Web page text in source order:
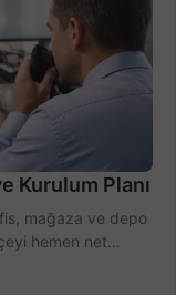
Kurulum Planı
mağaza ve depo
hemen net